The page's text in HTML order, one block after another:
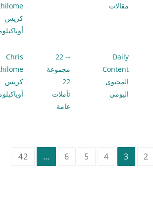
مقالات
كريس
Daily
Content
المحتوى
اليومي
-- 22
مجموعة
22
تأملات
عامة
Chris
كريس
2
3
4
5
6
…
42